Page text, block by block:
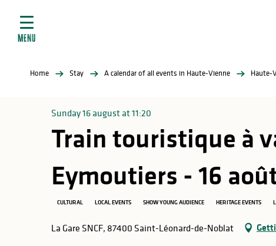
contenu
MENU
Home Stay A calendar of all events in Haute-Vienne Haute-
Sunday 16 august at 11:20
Train touristique à
Eymoutiers - 16
CULTURAL LOCAL EVENTS SHOW YOUNG AUDIENCE HERITAGE EVENTS
La Gare SNCF, 87400 Saint-Léonard-de-Noblat